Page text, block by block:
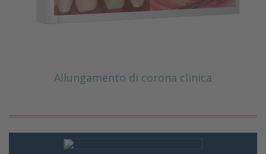
Allungamento di corona clinica